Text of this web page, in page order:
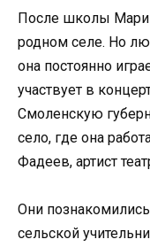
После школы
родном селе. Но
она постоянно
участвует в
Смоленскую
село, где она
Фадеев, артист
Они
сельской